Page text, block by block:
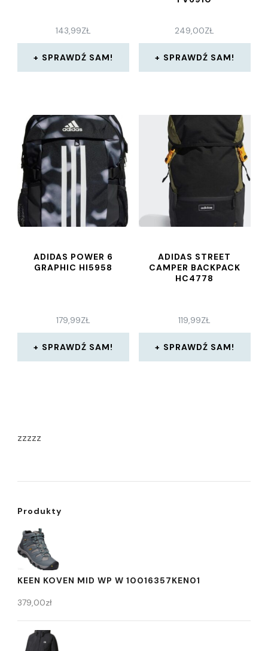
143,99ZŁ
SPRAWDŹ SAM!
249,00ZŁ
SPRAWDŹ SAM!
ADIDAS POWER 6
GRAPHIC HI5958
179,99ZŁ
SPRAWDŹ SAM!
ADIDAS STREET
CAMPER BACKPACK
HC4778
119,99ZŁ
SPRAWDŹ SAM!
zzzzz
Produkty
KEEN KOVEN MID WP W 10016357KEN01
379,00zł